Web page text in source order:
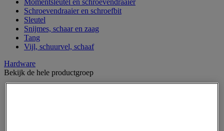
Schroevendraaier en schroefbit
Sleutel
Snijmes, schaar en zaag
Tang
Vijl, schuurvel, schaaf
Hardware
Bekijk de hele productgroep